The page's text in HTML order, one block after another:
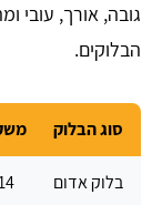
גובה, אורך, עובי
הבלוקים.
סוג הבלוק
בלוק אדום